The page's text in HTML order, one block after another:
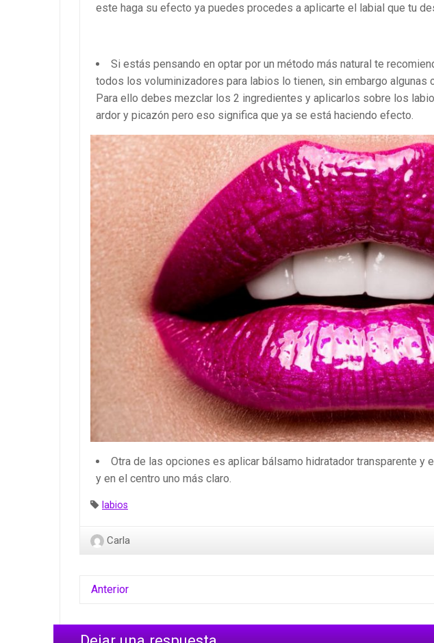
este haga su efecto ya puedes procedes a aplicarte el labial que tu
Si estás pensando en optar por un método más natural te
todos los voluminizadores para labios lo tienen, sin embargo algunas
Para ello debes mezclar los 2 ingredientes y aplicarlos sobre los
ardor y picazón pero eso significa que ya se está haciendo efecto.
Otra de las opciones es aplicar bálsamo hidratador transparente y
y en el centro uno más claro.
Etiquetas:
labios
Carla
Anterior